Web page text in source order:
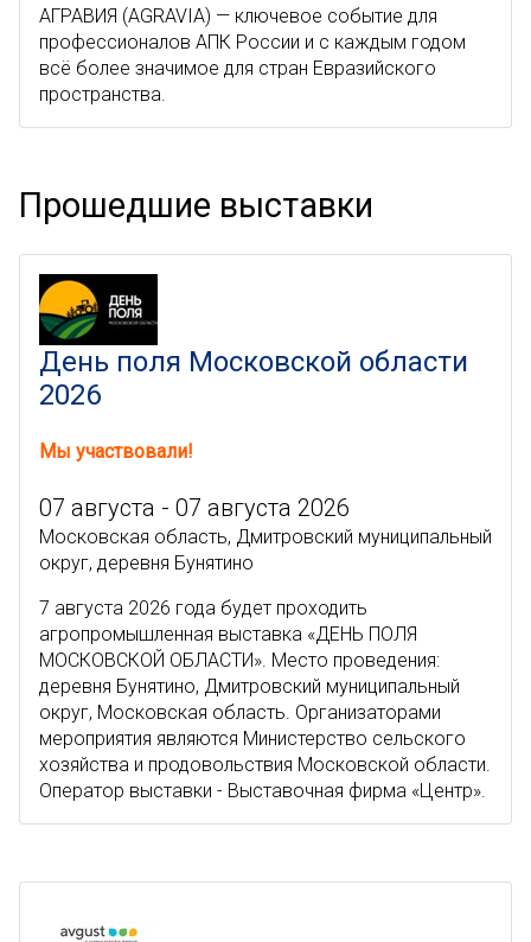
АГРАВИЯ (AGRAVIA) — ключевое событие для
профессионалов АПК России и с каждым годом
всё более значимое для стран Евразийского
пространства.
Прошедшие выставки
День поля Московской области
2026
Мы участвовали!
07 августа - 07 августа 2026
Московская область, Дмитровский муниципальный
округ, деревня Бунятино
7 августа 2026 года будет проходить
агропромышленная выставка «ДЕНЬ ПОЛЯ
МОСКОВСКОЙ ОБЛАСТИ». Место проведения:
деревня Бунятино, Дмитровский муниципальный
округ, Московская область. Организаторами
мероприятия являются Министерство сельского
хозяйства и продовольствия Московской области.
Оператор выставки - Выставочная фирма «Центр».